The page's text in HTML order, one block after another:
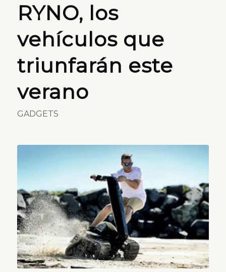
RYNO, los
vehículos que
triunfarán este
verano
GADGETS